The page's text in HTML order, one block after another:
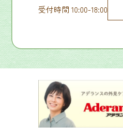
受付時間 10:00-18:00